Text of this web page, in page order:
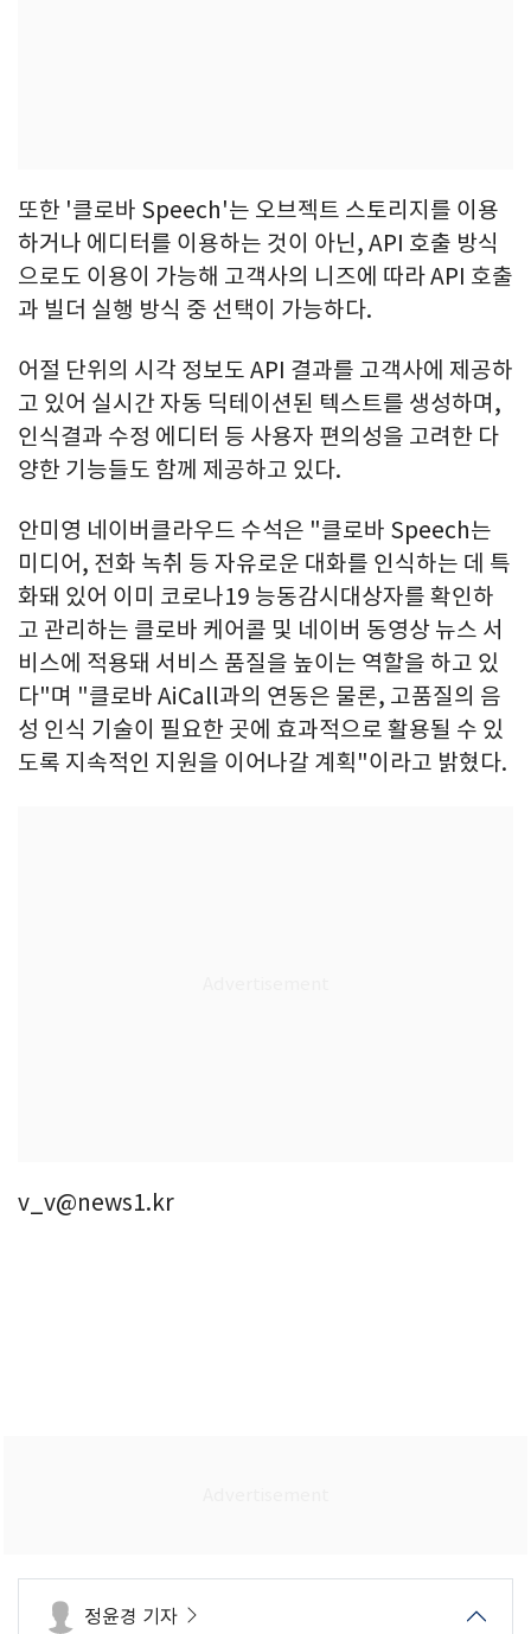
또한 '클로바 Speech'는 오브젝트 스토리지를 이용
하거나 에디터를 이용하는 것이 아닌, API 호출 방식
으로도 이용이 가능해 고객사의 니즈에 따라 API 호출
과 빌더 실행 방식 중 선택이 가능하다.
어절 단위의 시각 정보도 API 결과를 고객사에 제공하
고 있어 실시간 자동 딕테이션된 텍스트를 생성하며,
인식결과 수정 에디터 등 사용자 편의성을 고려한 다
양한 기능들도 함께 제공하고 있다.
안미영 네이버클라우드 수석은 "클로바 Speech는
미디어, 전화 녹취 등 자유로운 대화를 인식하는 데 특
화돼 있어 이미 코로나19 능동감시대상자를 확인하
고 관리하는 클로바 케어콜 및 네이버 동영상 뉴스 서
비스에 적용돼 서비스 품질을 높이는 역할을 하고 있
다"며 "클로바 AiCall과의 연동은 물론, 고품질의 음
성 인식 기술이 필요한 곳에 효과적으로 활용될 수 있
도록 지속적인 지원을 이어나갈 계획"이라고 밝혔다.
v_v@news1.kr
정윤경 기자